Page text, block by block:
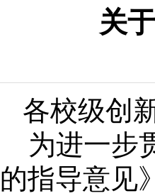
关
各校级创
为进一步
的指导意见